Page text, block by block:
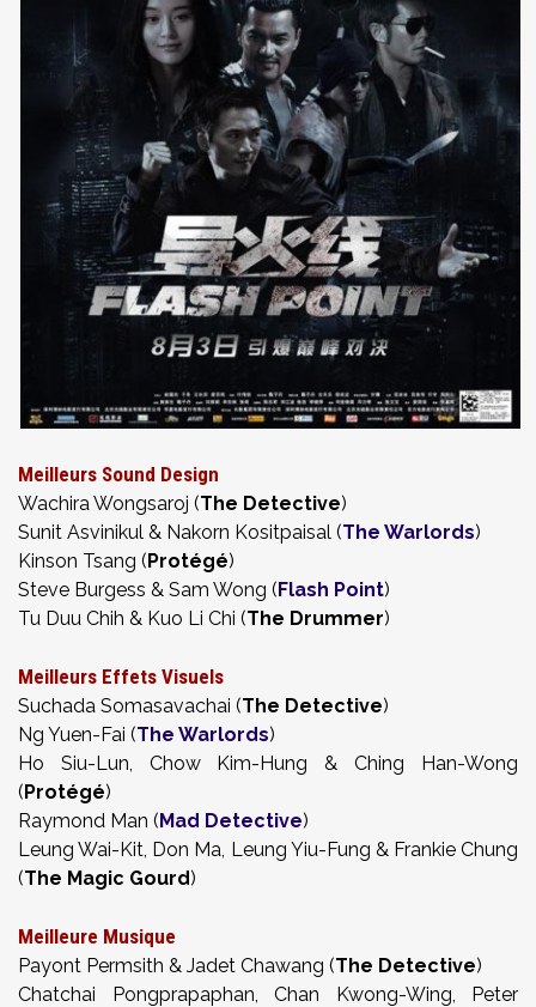
Meilleurs Sound Design
Wachira Wongsaroj (The Detective)
Sunit Asvinikul & Nakorn Kositpaisal (The Warlords)
Kinson Tsang (Protégé)
Steve Burgess & Sam Wong (Flash Point)
Tu Duu Chih & Kuo Li Chi (The Drummer)
Meilleurs Effets Visuels
Suchada Somasavachai (The Detective)
Ng Yuen-Fai (The Warlords)
Ho Siu-Lun, Chow Kim-Hung & Ching Han-Wong
(Protégé)
Raymond Man (Mad Detective)
Leung Wai-Kit, Don Ma, Leung Yiu-Fung & Frankie Chung
(The Magic Gourd)
Meilleure Musique
Payont Permsith & Jadet Chawang (The Detective)
Chatchai Pongprapaphan, Chan Kwong-Wing, Peter